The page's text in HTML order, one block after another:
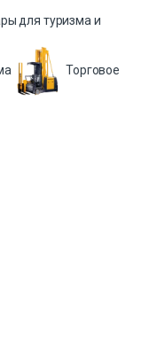
для туризма и
Торговое